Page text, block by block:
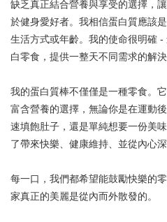
缺乏真正結合營養與享受的選擇，
於健身愛好者。我相信蛋白質應該
生活方式或年齡。我的使命很明確
白零食，提供一整天不同需求的解決
我的蛋白質棒不僅僅是一種零食。
富含營養的選擇，無論你是在運動
速填飽肚子，還是單純想要一份美
了帶來快樂、健康維持、並從內心
每一口，我們都希望能鼓勵快樂的
家真正的美麗是從內而外散發的。